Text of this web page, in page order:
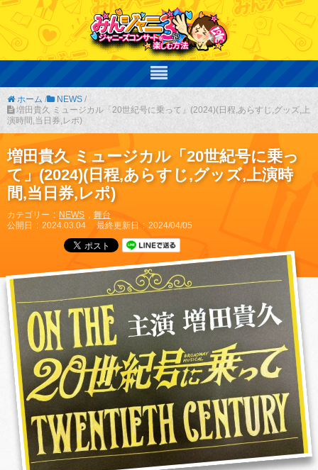
ホーム / NEWS /
増田貴久 ミュージカル「20世紀号に乗って」(2024)(日程,あらすじ,グッズ,上
演時間,当日券,レポ)
増田貴久 ミュージカル「20世紀号に乗っ
て」(2024)(日程,あらすじ,グッズ,上演時
間,当日券,レポ)
カテゴリー NEWS
舞台
公開日
2024.03.04 最終更新日 2024/04/05